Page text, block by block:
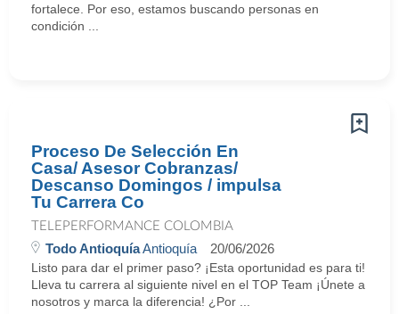
fortalece. Por eso, estamos buscando personas en
condición ...
Proceso De Selección En
Casa/ Asesor Cobranzas/
Descanso Domingos / impulsa
Tu Carrera Co
TELEPERFORMANCE COLOMBIA
Todo AntioquíaAntioquía 20/06/2026
Listo para dar el primer paso? ¡Esta oportunidad es para ti!
Lleva tu carrera al siguiente nivel en el TOP Team ¡Únete a
nosotros y marca la diferencia! ¿Por ...